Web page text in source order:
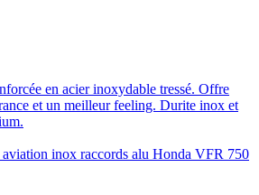
en acier inoxydable tressé. Offre
et un meilleur feeling. Durite inox et